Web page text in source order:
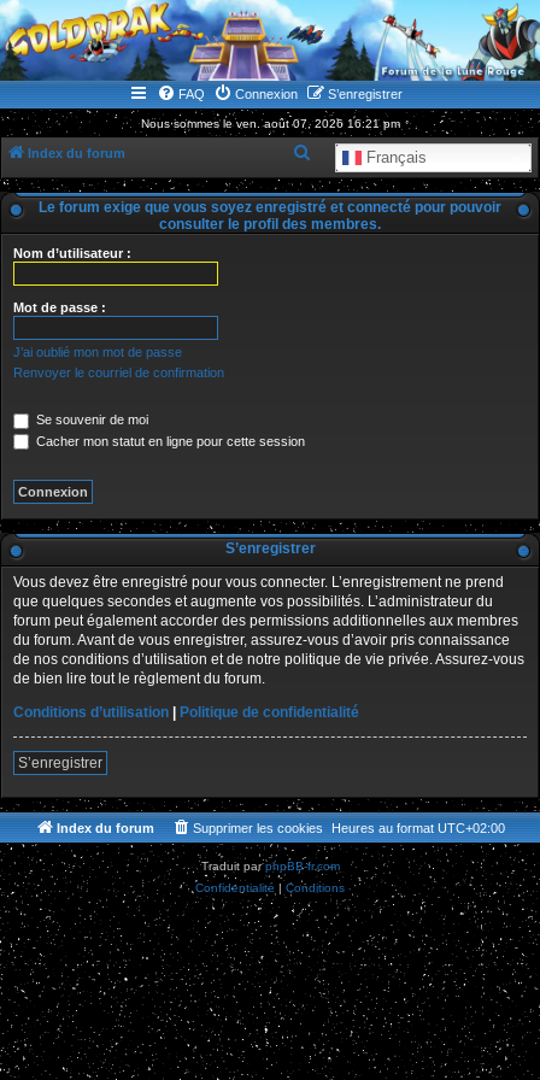
WWW.GOLDORAKGO.COM
le site de la Lune Rouge
FAQ Connexion S’enregistrer
Nous sommes le ven. août 07, 2026 16:21 pm
Index du forum Français
e
c
h
Le forum exige que vous soyez enregistré et connecté pour pouvoir
consulter le profil des membres.
Nom d’utilisateur :
Mot de passe :
J’ai oublié mon mot de passe
Renvoyer le courriel de confirmation
Se souvenir de moi
Cacher mon statut en ligne pour cette session
S’enregistrer
Vous devez être enregistré pour vous connecter. L’enregistrement ne prend
que quelques secondes et augmente vos possibilités. L’administrateur du
forum peut également accorder des permissions additionnelles aux membres
du forum. Avant de vous enregistrer, assurez-vous d’avoir pris connaissance
de nos conditions d’utilisation et de notre politique de vie privée. Assurez-vous
de bien lire tout le règlement du forum.
Conditions d’utilisation
Politique de confidentialité
S’enregistrer
Index du forum Heures au format UTC+02:00
Supprimer les cookies
Traduit parphpBB-fr.com
Confidentialité
Conditions